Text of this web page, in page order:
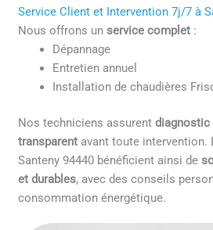
Service Client et Intervention 7j/7 à
Nous offrons unservice complet :
Dépannage
Entretien annuel
Installation de chaudières
Nos techniciens assurentdiagnostic
transparent avant toute intervention.
Santeny 94440 bénéficient ainsi de
et durables, avec des conseils
consommation énergétique.